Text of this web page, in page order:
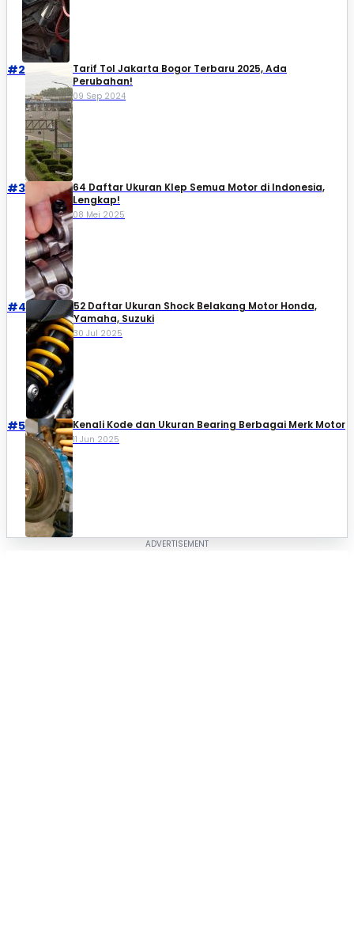
#2
Tarif Tol Jakarta Bogor Terbaru 2025, Ada
Perubahan!
09 Sep 2024
#3
64 Daftar Ukuran Klep Semua Motor di Indonesia,
Lengkap!
08 Mei 2025
#4
52 Daftar Ukuran Shock Belakang Motor Honda,
Yamaha, Suzuki​
30 Jul 2025
#5 Kenali Kode dan Ukuran Bearing Berbagai Merk Motor
11 Jun 2025